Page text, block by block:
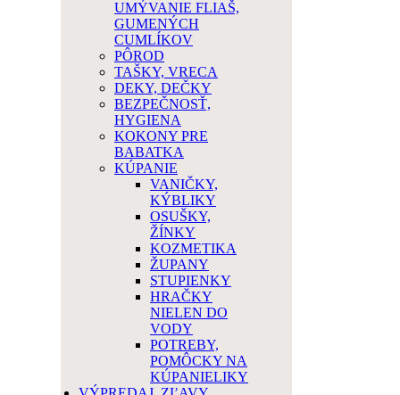
UMÝVANIE FLIAŠ,
GUMENÝCH
CUMLÍKOV
PÔROD
TAŠKY, VRECA
DEKY, DEČKY
BEZPEČNOSŤ,
HYGIENA
KOKONY PRE
BABATKA
KÚPANIE
VANIČKY,
KÝBLIKY
OSUŠKY,
ŽÍNKY
KOZMETIKA
ŽUPANY
STUPIENKY
HRAČKY
NIELEN DO
VODY
POTREBY,
POMÔCKY NA
KÚPANIELIKY